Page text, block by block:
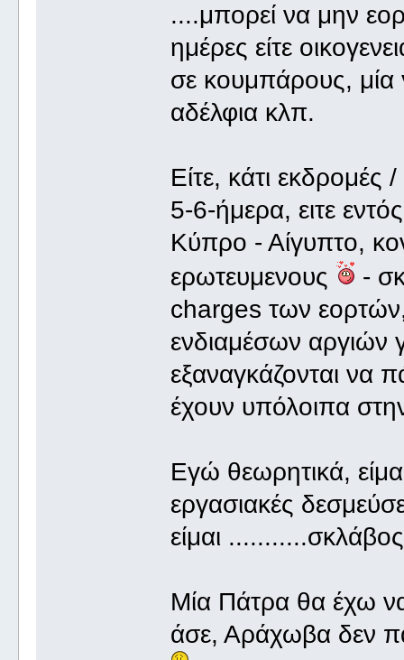
....μπορεί να μην
ημέρες είτε
σε κουμπάρους, μία
αδέλφια κλπ.
Είτε, κάτι
5-6-ήμερα, ειτε
Κύπρο - Αίγυπτο,
ερωτευμενους
-
charges των εορτών,
ενδιαμέσων αργιών
εξαναγκάζονται να
έχουν υπόλοιπα
Εγώ θεωρητικά,
εργασιακές
είμαι
Μία Πάτρα θα έχω
άσε, Αράχωβα δεν